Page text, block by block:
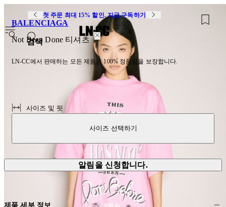
첫 주문 최대 15% 할인. 지금 구독하기
검색
BALENCIAGA
Not Been Done 티셔츠
LN-CC에서 판매하는 모든 제품은 100% 정품임을 보장합니다.
사이즈 및 핏
사이즈 선택하기
알림을 신청합니다.
제품 세부 정보